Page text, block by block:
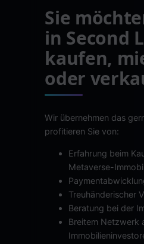
Sie
in Second
kaufen,
oder
Wir übernehmen das
profitieren Sie von:
Erfahrung beim
Metaverse-
Treuhänderischer
Beratung bei der
Breitem Netzwerk